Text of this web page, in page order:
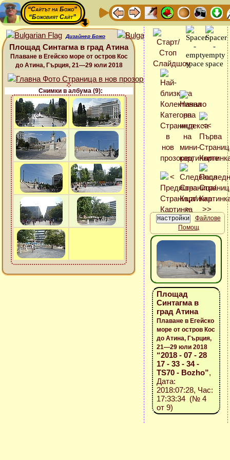
“Сайтът на Божо”
“Божовият Сайт”
Дизайнер Божо
Площад Синтагма в град Атина
Плаване в Егейско море от остров Кос
до Атина, Гърция, 21—29 юли 2018
Снимки в албума (9):
Файлове
Помощ
Площад
Синтагма в
град Атина
Плаване в Егейско
море от остров Кос
до Атина, Гърция,
21—29 юли 2018
“2018 - 07 - 28
17 - 33 - 34 -
TS70 - Bozho”,
Дата:
2018:07:28, Час:
17:33:34 (№ 4
от 9)